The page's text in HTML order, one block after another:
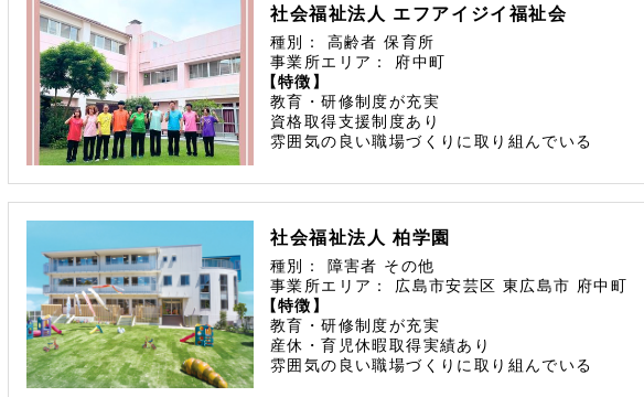
社会福祉法人 エフアイジイ福祉会
種別： 高齢者保育所
事業所エリア：
府中町
【特徴】
教育・研修制度が充実
資格取得支援制度あり
雰囲気の良い職場づくりに取り組んでいる
社会福祉法人 柏学園
種別： 障害者 その他
事業所エリア：
広島市安芸区東広島市 府中町
【特徴】
教育・研修制度が充実
産休・育児休暇取得実績あり
雰囲気の良い職場づくりに取り組んでいる